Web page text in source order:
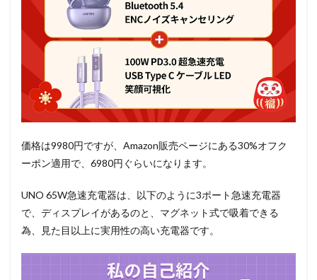
価格は9980円ですが、Amazon販売ページにある30%オフク
ーポン適用で、6980円ぐらいになります。
UNO 65W急速充電器は、以下のように3ポート急速充電器
で、ディスプレイがあるのと、マグネット式で吸着できる
為、見た目以上に実用性の高い充電器です。